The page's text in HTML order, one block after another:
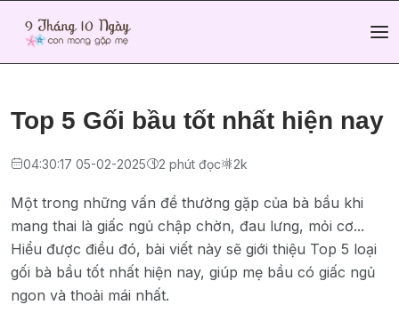
Top 5 Gối bầu tốt nhất hiện nay
04:30:17 05-02-2025 2 phút đọc 2k
Một trong những vấn đề thường gặp của bà bầu khi
mang thai là giấc ngủ chập chờn, đau lưng, mỏi cơ...
Hiểu được điều đó, bài viết này sẽ giới thiệu Top 5 loại
gối bà bầu tốt nhất hiện nay, giúp mẹ bầu có giấc ngủ
ngon và thoải mái nhất.